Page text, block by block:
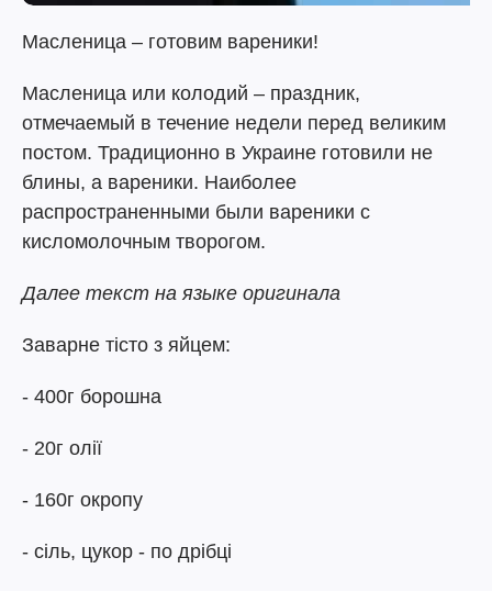
Масленица – готовим вареники!
Масленица или колодий – праздник,
отмечаемый в течение недели перед великим
постом. Традиционно в Украине готовили не
блины, а вареники. Наиболее
распространенными были вареники с
кисломолочным творогом.
Далее текст на языке оригинала
Заварне тісто з яйцем:
- 400г борошна
- 20г олії
- 160г окропу
- сіль, цукор - по дрібці